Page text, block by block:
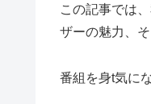
この記事では
ザーの魅力、
番組を身t気に